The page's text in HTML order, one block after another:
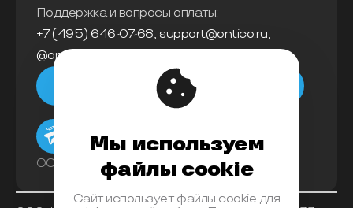
Поддержка и вопросы оплаты:
+7 (495) 646-07-68, support@ontico.ru,
@ontico_support
Мы в телеграм
ООО «Конференции Олега Бунина»
Мы используем
файлы cookie
Сайт использует файлы cookie для